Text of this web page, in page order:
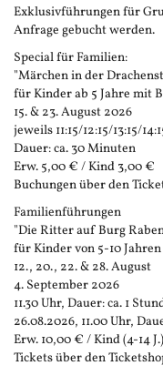
Exklusivführungen für
Anfrage gebucht werden.
Special für Familien:
"Märchen in der
für Kinder ab 5 Jahre mit
15. & 23. August 2026
jeweils 11:15/12:15/13:15/
Dauer: ca. 30 Minuten
Erw. 5,00 € / Kind 3,00 €
Buchungen über den
Familienführungen
"Die Ritter auf Burg
für Kinder von 5-10
12., 20., 22. & 28. August
4. September 2026
11.30 Uhr, Dauer: ca. 1
26.08.2026, 11.00 Uhr,
Erw. 10,00 € / Kind (4-14
Tickets über den